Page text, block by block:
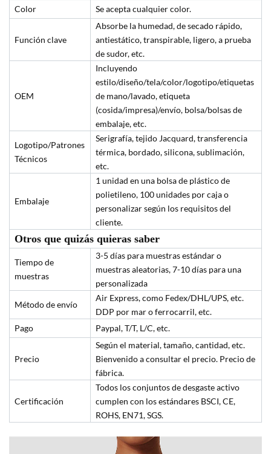
Color Se acepta cualquier color.
Función clave
Absorbe la humedad, de secado rápido,
antiestático, transpirable, ligero, a prueba
de sudor, etc.
OEM
Incluyendo
estilo/diseño/tela/color/logotipo/etiquetas
de mano/lavado, etiqueta
(cosida/impresa)/envío, bolsa/bolsas de
embalaje, etc.
Logotipo/Patrones
Técnicos
Serigrafía, tejido Jacquard, transferencia
térmica, bordado, silicona, sublimación,
etc.
Embalaje
1 unidad en una bolsa de plástico de
polietileno, 100 unidades por caja o
personalizar según los requisitos del
cliente.
Otros que quizás quieras saber
Tiempo de
muestras
3-5 días para muestras estándar o
muestras aleatorias, 7-10 días para una
personalizada
Método de envío
Air Express, como Fedex/DHL/UPS, etc.
DDP por mar o ferrocarril, etc.
Pago
Paypal, T/T, L/C, etc.
Precio
Según el material, tamaño, cantidad, etc.
Bienvenido a consultar el precio. Precio de
fábrica.
Certificación
Todos los conjuntos de desgaste activo
cumplen con los estándares BSCI, CE,
ROHS, EN71, SGS.